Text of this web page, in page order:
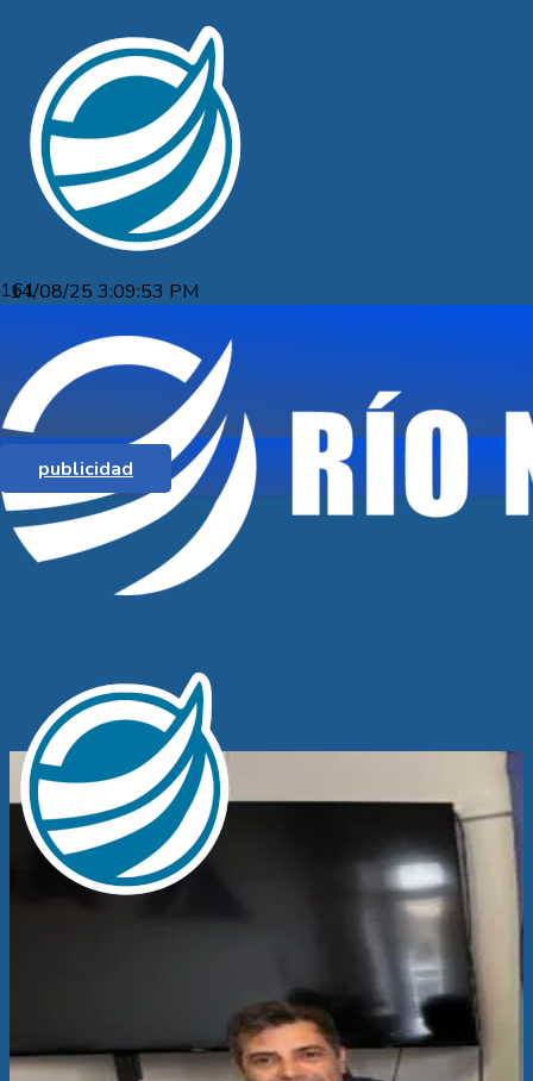
publicidad
14/08/25 3:09:53 PM
COMERCIANTES DE RÍO NEGRO
TENDRÁN ACCESO MÁS FÁCIL A POS
GRACIAS A NUEVO CONVENIO CON
FISERV